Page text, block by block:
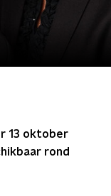
13 oktober
rond